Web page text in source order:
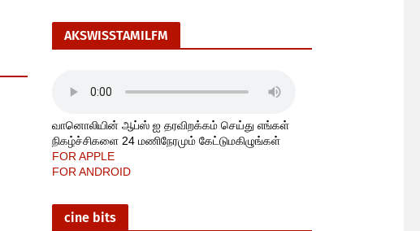
AKSWISSTAMILFM
வானொலியின் ஆப்ஸ் ஐ தரவிறக்கம் செய்து எங்கள்
நிகழ்ச்சிகளை 24 மணிநேரமும் கேட்டுமகிழுங்கள்
FOR APPLE
FOR ANDROID
cine bits